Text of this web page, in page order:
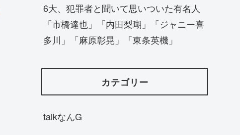
6大、犯罪者と聞いて思いついた有名人
「市橋達也」「内田梨瑚」「ジャニー喜
多川」「麻原彰晃」「東条英機」
カテゴリー
talkなんG